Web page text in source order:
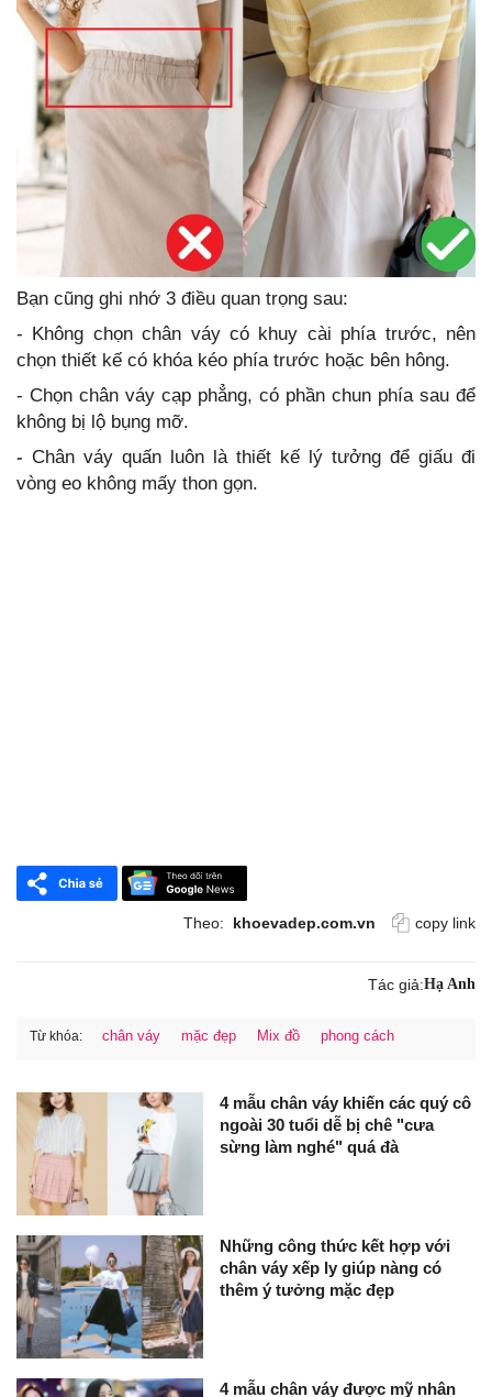
Bạn cũng ghi nhớ 3 điều quan trọng sau:
- Không chọn chân váy có khuy cài phía trước, nên
chọn thiết kế có khóa kéo phía trước hoặc bên hông.
- Chọn chân váy cạp phẳng, có phần chun phía sau để
không bị lộ bụng mỡ.
- Chân váy quấn luôn là thiết kế lý tưởng để giấu đi
vòng eo không mấy thon gọn.
Theo: khoevadep.com.vn copy link
Tác giả:Hạ Anh
Từ khóa: chân váy mặc đẹp Mix đồ phong cách
4 mẫu chân váy khiến các quý cô
ngoài 30 tuổi dễ bị chê "cưa
sừng làm nghé" quá đà
Những công thức kết hợp với
chân váy xếp ly giúp nàng có
thêm ý tưởng mặc đẹp
4 mẫu chân váy được mỹ nhân